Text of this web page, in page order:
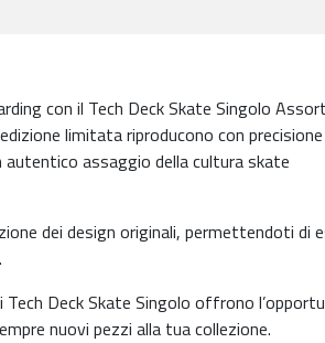
con il Tech Deck Skate Singolo
limitata riproducono con
assaggio della cultura skate
dei design originali, permettendoti di
Deck Skate Singolo offrono
nuovi pezzi alla tua collezione.